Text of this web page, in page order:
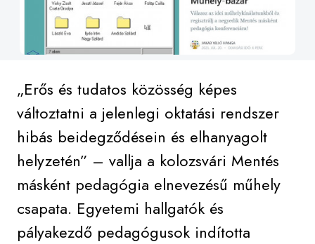
„Erős és tudatos közösség képes
változtatni a jelenlegi oktatási rendszer
hibás beidegződésein és elhanyagolt
helyzetén” – vallja a kolozsvári Mentés
másként pedagógia elnevezésű műhely
csapata. Egyetemi hallgatók és
pályakezdő pedagógusok indította